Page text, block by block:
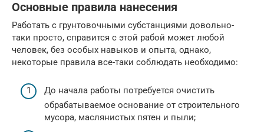
Основные правила нанесения
Работать с грунтовочными субстанциями довольно-
таки просто, справится с этой рабой может любой
человек, без особых навыков и опыта, однако,
некоторые правила все-таки соблюдать необходимо:
До начала работы потребуется очистить
обрабатываемое основание от строительного
мусора, маслянистых пятен и пыли;